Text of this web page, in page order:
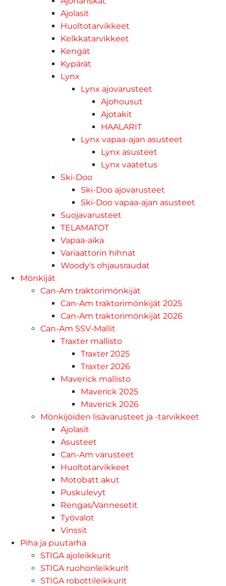
Ajolasit
Huoltotarvikkeet
Kelkkatarvikkeet
Kengät
Kypärät
Lynx
Lynx ajovarusteet
Ajohousut
Ajotakit
HAALARIT
Lynx vapaa-ajan asusteet
Lynx asusteet
Lynx vaatetus
Ski-Doo
Ski-Doo ajovarusteet
Ski-Doo vapaa-ajan asusteet
Suojavarusteet
TELAMATOT
Vapaa-aika
Variaattorin hihnat
Woody's ohjausraudat
Mönkijät
Can-Am traktorimönkijät
Can-Am traktorimönkijät 2025
Can-Am traktorimönkijät 2026
Can-Am SSV-Mallit
Traxter mallisto
Traxter 2025
Traxter 2026
Maverick mallisto
Maverick 2025
Maverick 2026
Mönkijöiden lisävarusteet ja -tarvikkeet
Ajolasit
Asusteet
Can-Am varusteet
Huoltotarvikkeet
Motobatt akut
Puskulevyt
Rengas/Vannesetit
Työvalot
Vinssit
Piha ja puutarha
STIGA ajoleikkurit
STIGA ruohonleikkurit
STIGA robottileikkurit